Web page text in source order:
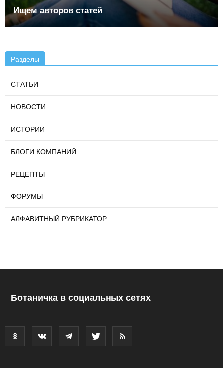
Ищем авторов статей
Разделы
СТАТЬИ
НОВОСТИ
ИСТОРИИ
БЛОГИ КОМПАНИЙ
РЕЦЕПТЫ
ФОРУМЫ
АЛФАВИТНЫЙ РУБРИКАТОР
Ботаничка в социальных сетях